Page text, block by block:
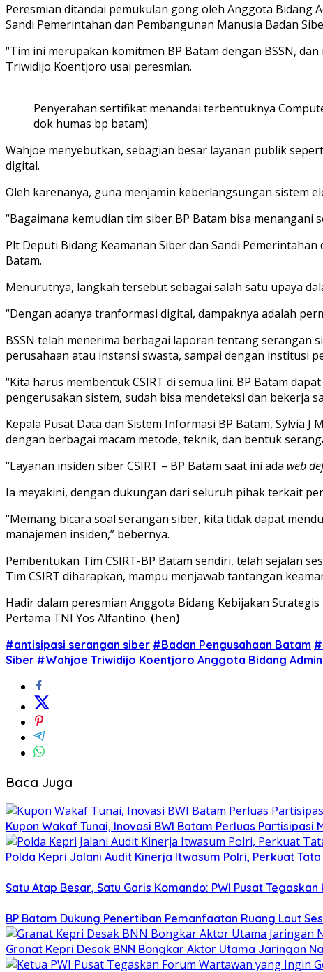
Peresmian ditandai pemukulan gong oleh Anggota Bidang
Sandi Pemerintahan dan Pembangunan Manusia Badan
“Tim ini merupakan komitmen BP Batam dengan BSSN,
Triwidijo Koentjoro usai peresmian.
Penyerahan sertifikat menandai terbentuknya
dok humas bp batam)
Wahjoe menyebutkan, sebagian besar layanan publik
digital.
Oleh karenanya, guna menjamin keberlangsungan sistem
“Bagaimana kemudian tim siber BP Batam bisa
Plt Deputi Bidang Keamanan Siber dan Sandi
Batam.
Menurutnya, langkah tersebut sebagai salah satu upaya
“Dengan adanya tranformasi digital, dampaknya adalah
BSSN telah menerima berbagai laporan tentang serangan
perusahaan atau instansi swasta, sampai dengan institusi
“Kita harus membentuk CSIRT di semua lini. BP Batam
pengerusakan sistem, sudah bisa mendeteksi dan bekerja
Kepala Pusat Data dan Sistem Informasi BP Batam, Sylvia
dengan berbagai macam metode, teknik, dan bentuk
“Layanan insiden siber CSIRT – BP Batam saat ini ada web
Ia meyakini, dengan dukungan dari seluruh pihak terkait
“Memang bicara soal serangan siber, kita tidak dapat
manajemen insiden,” bebernya.
Pembentukan Tim CSIRT-BP Batam sendiri, telah sejalan
Tim CSIRT diharapkan, mampu menjawab tantangan
Hadir dalam peresmian Anggota Bidang Kebijakan
Pertama TNI Yos Alfantino. (hen)
#antisipasi serangan siber #Badan Pengusahaan Batam
Siber #Wahjoe Triwidijo Koentjoro Anggota Bidang
Baca Juga
Kupon Wakaf Tunai, Inovasi BWI Batam Perluas
Polda Kepri Jalani Audit Kinerja Itwasum Polri, Perkuat
Satu Atap Besar, Satu Garis Komando: PWI Pusat
BP Batam Dukung Penertiban Pemanfaatan Ruang Laut
Granat Kepri Desak BNN Bongkar Aktor Utama Jaringan